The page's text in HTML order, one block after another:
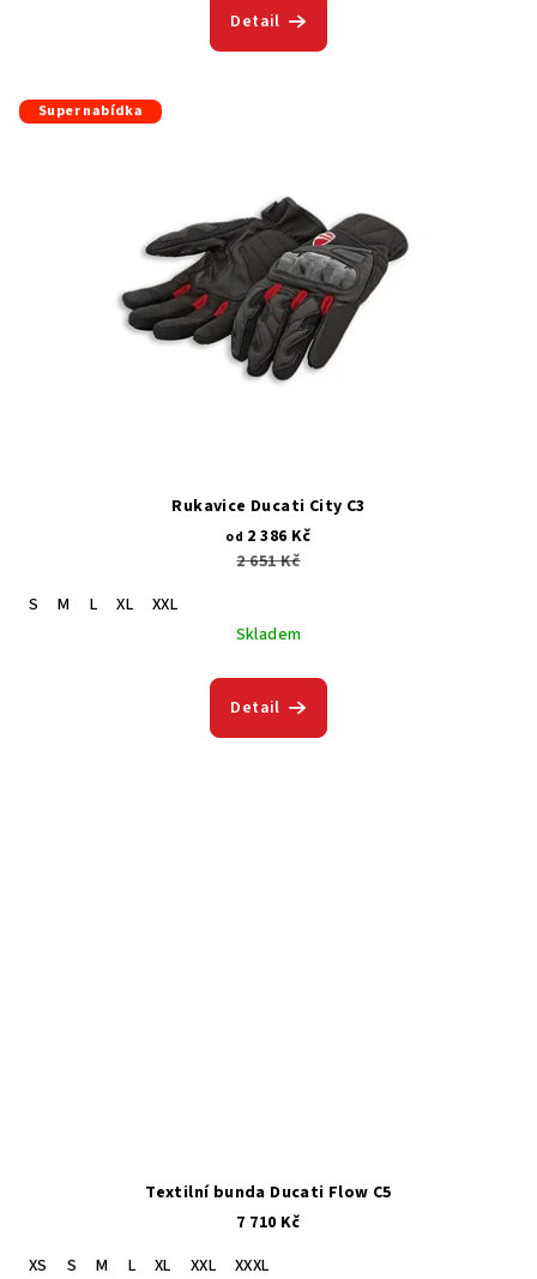
Detail
Super nabídka
Rukavice Ducati City C3
od 2 386 Kč
2 651 Kč
S
M L XL
XXL
Skladem
Detail
Textilní bunda Ducati Flow C5
7 710 Kč
XS
S M L XL XXL
XXXL